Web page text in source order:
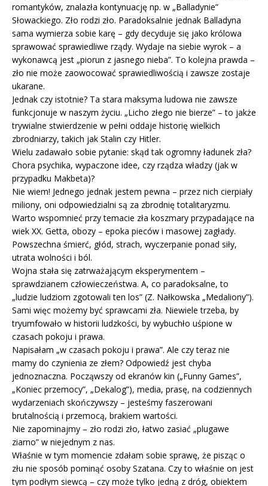
romantyków, znalazła kontynuację np. w „Balladynie”
Słowackiego. Zło rodzi zło. Paradoksalnie jednak Balladyna
sama wymierza sobie karę – gdy decyduje się jako królowa
sprawować sprawiedliwe rządy. Wydaje na siebie wyrok – a
wykonawcą jest „piorun z jasnego nieba”. To kolejna prawda –
zło nie może zaowocować sprawiedliwością i zawsze zostaje
ukarane.
Jednak czy istotnie? Ta stara maksyma ludowa nie zawsze
funkcjonuje w naszym życiu. „Licho złego nie bierze” – to jakże
trywialne stwierdzenie w pełni oddaje historię wielkich
zbrodniarzy, takich jak Stalin czy Hitler.
Wielu zadawało sobie pytanie: skąd tak ogromny ładunek zła?
Chora psychika, wypaczone idee, czy rządza władzy (jak w
przypadku Makbeta)?
Nie wiem! Jednego jednak jestem pewna – przez nich cierpiały
miliony, oni odpowiedzialni są za zbrodnię totalitaryzmu.
Warto wspomnieć przy temacie zła koszmary przypadające na
wiek XX. Getta, obozy – epoka pieców i masowej zagłady.
Powszechna śmierć, głód, strach, wyczerpanie ponad siły,
utrata wolności i ból.
Wojna stała się zatrważającym eksperymentem –
sprawdzianem człowieczeństwa. A, co paradoksalne, to
„ludzie ludziom zgotowali ten los” (Z. Nałkowska „Medaliony”).
Sami więc możemy być sprawcami zła. Niewiele trzeba, by
tryumfowało w historii ludzkości, by wybuchło uśpione w
czasach pokoju i prawa.
Napisałam „w czasach pokoju i prawa”. Ale czy teraz nie
mamy do czynienia ze złem? Odpowiedź jest chyba
jednoznaczna. Począwszy od ekranów kin („Funny Games”,
„Koniec przemocy”, „Dekalog”), media, prasę, na codziennych
wydarzeniach skończywszy – jesteśmy faszerowani
brutalnością i przemocą, brakiem wartości.
Nie zapominajmy – zło rodzi zło, łatwo zasiać „plugawe
ziarno” w niejednym z nas.
Właśnie w tym momencie zdałam sobie sprawę, że pisząc o
złu nie sposób pominąć osoby Szatana. Czy to właśnie on jest
tym podłym siewcą – czy może tylko jedną z dróg, obiektem